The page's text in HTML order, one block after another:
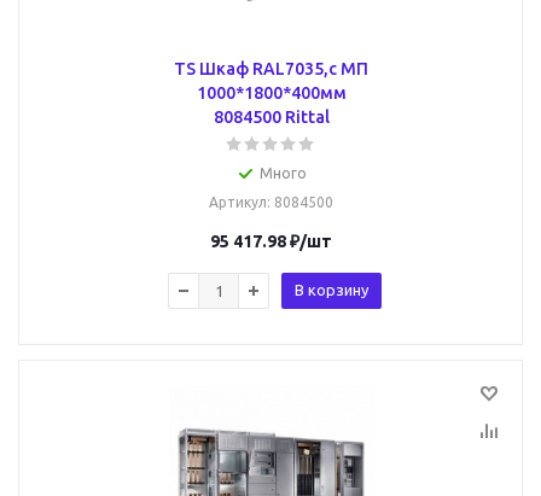
TS Шкаф RAL7035,с МП
1000*1800*400мм
8084500 Rittal
Много
Артикул: 8084500
95 417.98₽/шт
В корзину